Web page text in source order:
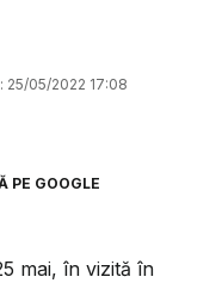
25/05/2022 17:08
PE GOOGLE
mai, în vizită în